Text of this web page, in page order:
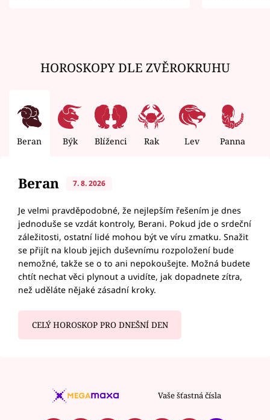
HOROSKOPY DLE ZVĚROKRUHU
Beran Býk Blíženci Rak Lev Panna
Beran 7. 8. 2026
Je velmi pravděpodobné, že nejlepším řešením je dnes
jednoduše se vzdát kontroly, Berani. Pokud jde o srdeční
záležitosti, ostatní lidé mohou být ve víru zmatku. Snažit
se přijít na kloub jejich duševnímu rozpoložení bude
nemožné, takže se o to ani nepokoušejte. Možná budete
chtít nechat věci plynout a uvidíte, jak dopadnete zítra,
než uděláte nějaké zásadní kroky.
CELÝ HOROSKOP PRO DNEŠNÍ DEN
Vaše šťastná čísla